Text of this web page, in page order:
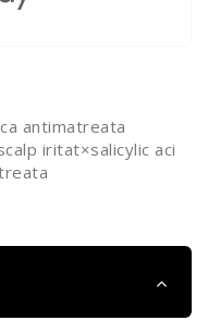
antimatreata
iritat×salicylic aci